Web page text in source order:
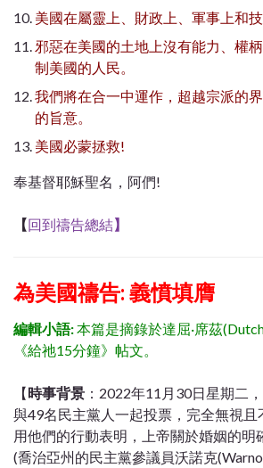
美國在屬靈上、財政上、軍事上和技
邪惡在美國的土地上沒有能力、權
制美國的人民。
我們將在合一中運作，超越宗派的
的旨意。
美國必蒙拯救!
奉基督耶穌聖名，阿們!
【回到禱告總結】
為美國禱告: 義憤填膺
編輯小語:本篇是摘錄於達屈·席茲
《給祂15分鐘》帖文。
【時事背景 ：2022年11月30日星期二
與49名民主黨人一起投票，完全無視且
用他們的行動表明，上帝關於婚姻的明
(喬治亞州的民主黨參議員沃諾克